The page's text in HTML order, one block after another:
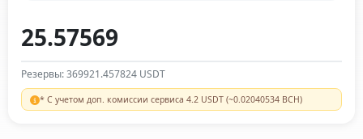
Резервы: 369921.457824 USDT
* С учетом доп. комиссии сервиса 4.2 USDT (~0.02040534 BCH)